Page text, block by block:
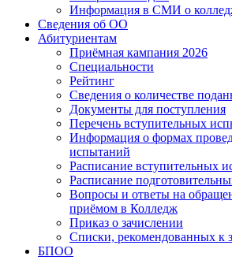
Информация в СМИ о
Сведения об ОО
Абитуриентам
Приёмная кампания 2026
Специальности
Рейтинг
Сведения о количестве
Документы для поступления
Перечень вступительных
Информация о формах
испытаний
Расписание вступительных
Расписание
Вопросы и ответы на
приёмом в Колледж
Приказ о зачислении
Списки, рекомендованных к
БПОО